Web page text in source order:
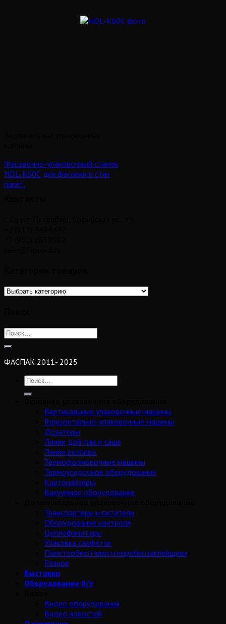
Фасовочно-упаковочный станок
HDL-K60С для фасовки в стик
пакет.
ФАСПАК 2011- 2025
Вертикальные упаковочные машины
Горизонтально-упаковочные машины
Дозаторы
Линии дой-пак и саше
Линии розлива
Термоформовочные машины
Термоусадочное оборудование
Картонайзеры
Вакуумное оборудование
Транспортеры и питатели
Оборудование контроля
Целлофанаторы
Упаковка салфеток
Палетообмотчики и коробкозаклейщики
Разное
Выставки
Оборудование б/у
Видео оборудования
Видео новостей